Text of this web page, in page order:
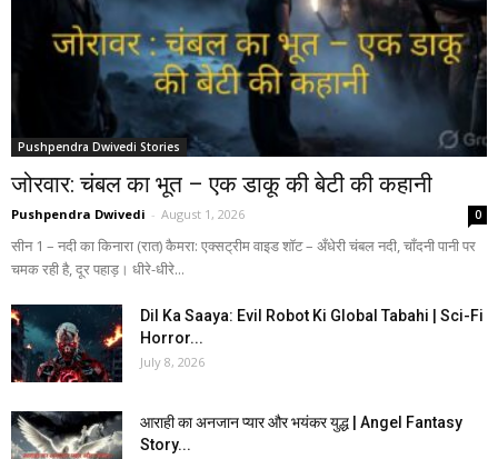
Pushpendra Dwivedi Stories
जोरवार: चंबल का भूत – एक डाकू की बेटी की कहानी
Pushpendra Dwivedi - August 1, 2026 0
सीन 1 – नदी का किनारा (रात) कैमरा: एक्सट्रीम वाइड शॉट – अँधेरी चंबल नदी, चाँदनी पानी पर
चमक रही है, दूर पहाड़। धीरे-धीरे...
Dil Ka Saaya: Evil Robot Ki Global Tabahi | Sci-Fi
Horror...
July 8, 2026
आराही का अनजान प्यार और भयंकर युद्ध | Angel Fantasy
Story...